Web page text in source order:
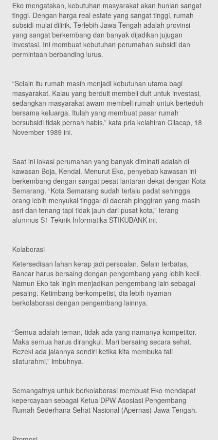
Eko mengatakan, kebutuhan masyarakat akan hunian sangat
tinggi. Dengan harga real estate yang sangat tinggi, rumah
subsidi mulai dilirik. Terlebih Jawa Tengah adalah provinsi
yang sangat berkembang dan banyak dijadikan jujugan
investasi. Ini membuat kebutuhan perumahan subsidi dan
permintaan berbanding lurus.
“Selain itu rumah masih menjadi kebutuhan utama bagi
masyarakat. Kalau yang berduit membeli duit untuk investasi,
sedangkan masyarakat awam membeli rumah untuk berteduh
bersama keluarga. Itulah yang membuat pasar rumah
bersubsidi tidak pernah habis,” kata pria kelahiran Cilacap, 18
November 1989 ini.
Saat ini lokasi perumahan yang banyak diminati adalah di
kawasan Boja, Kendal. Menurut Eko, penyebab kawasan ini
berkembang dengan sangat pesat lantaran dekat dengan Kota
Semarang. “Kota Semarang sudah terlalu padat sehingga
orang lebih menyukai tinggal di daerah pinggiran yang masih
asri dan tenang tapi tidak jauh dari pusat kota,” terang
alumnus S1 Teknik Informatika STIKUBANK ini.
Kolaborasi
Ketersediaan lahan kerap jadi persoalan. Selain terbatas,
Bancar harus bersaing dengan pengembang yang lebih kecil.
Namun Eko tak ingin menjadikan pengembang lain sebagai
pesaing. Ketimbang berkompetisi, dia lebih nyaman
berkolaborasi dengan pengembang lainnya.
“Semua adalah teman, tidak ada yang namanya kompetitor.
Maka semua harus dirangkul. Mari bersaing secara sehat.
Rezeki ada jalannya sendiri ketika kita membuka tali
silaturahmi,” imbuhnya.
Semangatnya untuk berkolaborasi membuat Eko mendapat
kepercayaan sebagai Ketua DPW Asosiasi Pengembang
Rumah Sederhana Sehat Nasional (Apernas) Jawa Tengah.